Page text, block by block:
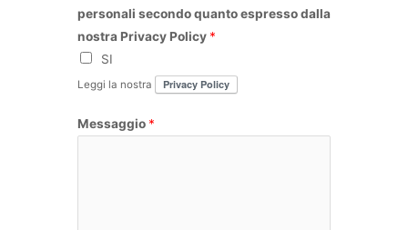
e
personali secondo quanto espresso dalla
nostra Privacy Policy *
SI
Leggi la nostra Privacy Policy
Messaggio *